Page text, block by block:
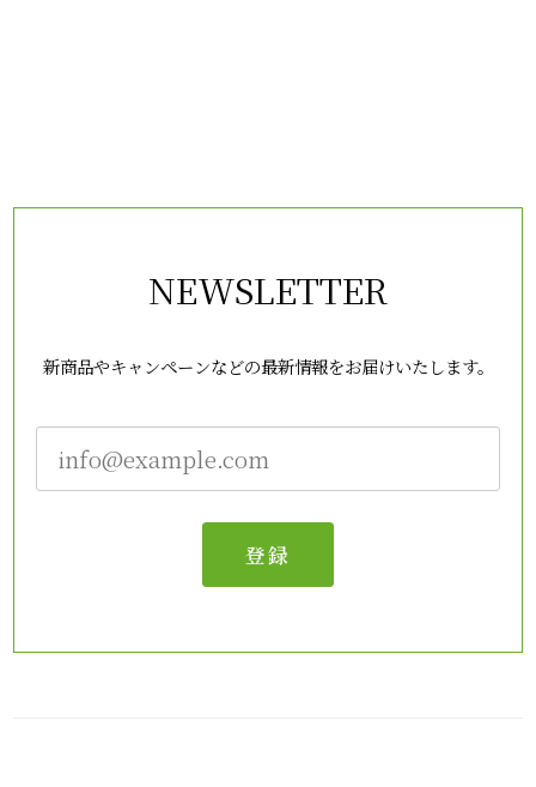
NEWSLETTER
新商品やキャンペーンなどの最新情報をお届けいたします。
登録